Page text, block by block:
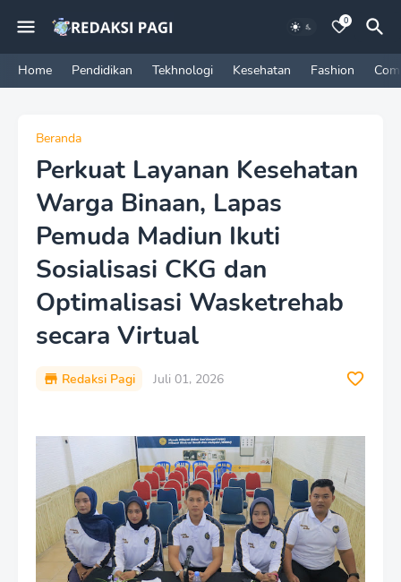
0
Home Pendidikan Tekhnologi Kesehatan Fashion
Beranda
Perkuat Layanan Kesehatan
Warga Binaan, Lapas
Pemuda Madiun Ikuti
Sosialisasi CKG dan
Optimalisasi Wasketrehab
secara Virtual
Redaksi Pagi Juli 01, 2026
e
m
B
y
R